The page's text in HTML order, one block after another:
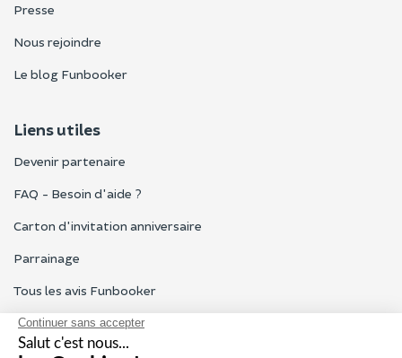
Presse
Nous rejoindre
Le blog Funbooker
Liens utiles
Devenir partenaire
FAQ - Besoin d'aide ?
Carton d'invitation anniversaire
Parrainage
Tous les avis Funbooker
Particuliers, entreprises, professionnels